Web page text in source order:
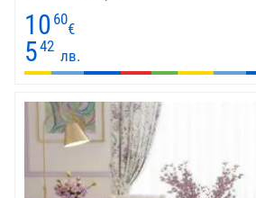
10 60
€
542
лв.